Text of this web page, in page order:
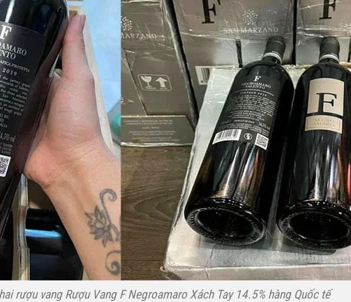
rượu vang Rượu Vang F Negroamaro Xách Tay 14.5% hàng Quốc tế